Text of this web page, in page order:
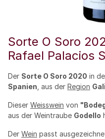
Sorte O Soro
Rafael Palacios
Der Sorte O Soro 2020 in
Spanien , aus der Region
Dieser Weisswein von
aus der Weintraube Godello
Der Wein passt